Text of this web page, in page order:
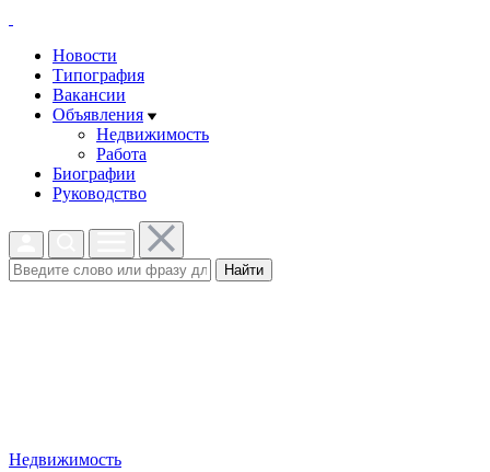
Новости
Типография
Вакансии
Объявления
Недвижимость
Работа
Биографии
Руководство
Найти
Недвижимость